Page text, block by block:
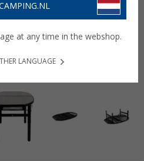
at any time in the webshop.
LANGUAGE